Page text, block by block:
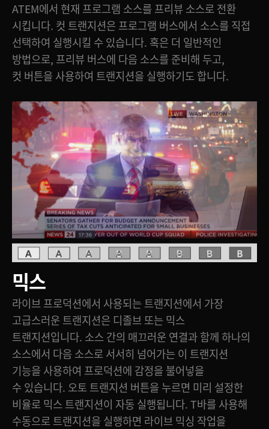
ATEM에서 현재 프로그램 소스를 프리뷰 소스로 전환
시킵니다. 컷 트랜지션은 프로그램 버스에서 소스를 직접
선택하여 실행시킬 수 있습니다. 혹은 더 일반적인
방법으로, 프리뷰 버스에 다음 소스를 준비해 두고,
컷 버튼을 사용하여 트랜지션을 실행하기도 합니다.
믹스
라이브 프로덕션에서 사용되는 트랜지션에서 가장
고급스러운 트랜지션은 디졸브 또는 믹스
트랜지션입니다. 소스 간의 매끄러운 연결과 함께 하나의
소스에서 다음 소스로 서서히 넘어가는 이 트랜지션
기능을 사용하여 프로덕션에 감정을 불어넣을
수 있습니다. 오토 트랜지션 버튼을 누르면 미리 설정한
비율로 믹스 트랜지션이 자동 실행됩니다. T바를 사용해
수동으로 트랜지션을 실행하면 라이브 믹싱 작업을